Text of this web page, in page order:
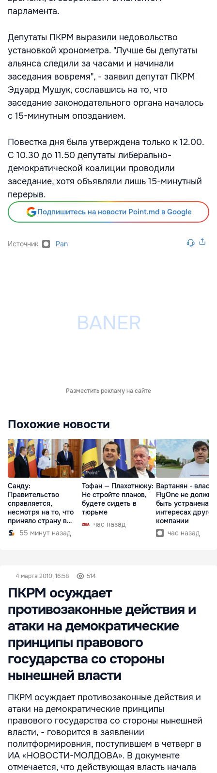
парламента.
Депутаты ПКРМ выразили недовольство
установкой хронометра. "Лучше бы депутаты
альянса следили за часами и начинали
заседания вовремя", - заявил депутат ПКРМ
Эдуард Мушук, сославшись на то, что
заседание законодательного органа началось
с 15-минутным опозданием.
Повестка дня была утверждена только к 12.00.
С 10.30 до 11.50 депутаты либерально-
демократической коалиции проводили
заседание, хотя объявляли лишь 15-минутный
перерыв.
Подпишитесь на новости Point.md в Google
Источник Pan
Разместить рекламу на сайте
Похожие новости
Санду:
Правительство
справляется,
несмотря на то, что
приняло страну в
разгар кризиса
55 минут назад
Тофан — Плахотнюку:
Не стройте планов,
будете сидеть в
тюрьме
час назад
Вартанян -
FlyOne не должна
быть устранена в
интересах другой
компании
час назад
4 марта 2010, 16:58 514
ПКРМ осуждает
противозаконные действия и
атаки на демократические
принципы правового
государства со стороны
нынешней власти
ПКРМ осуждает противозаконные действия и
атаки на демократические принципы
правового государства со стороны нынешней
власти, - говорится в заявлении
политформировния, поступившем в четверг в
ИА «НОВОСТИ-МОЛДОВА». В документе
отмечается, что действующая власть начала